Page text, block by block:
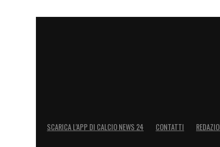
SCARICA L’APP DI CALCIO NEWS 24 CONTATTI